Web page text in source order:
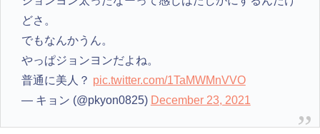
どさ。
でもなんかうん。
やっぱジョンヨンだよね。
普通に美人？ pic.twitter.com/1TaMWMnVVO
— キョン (@pkyon0825) December 23, 2021